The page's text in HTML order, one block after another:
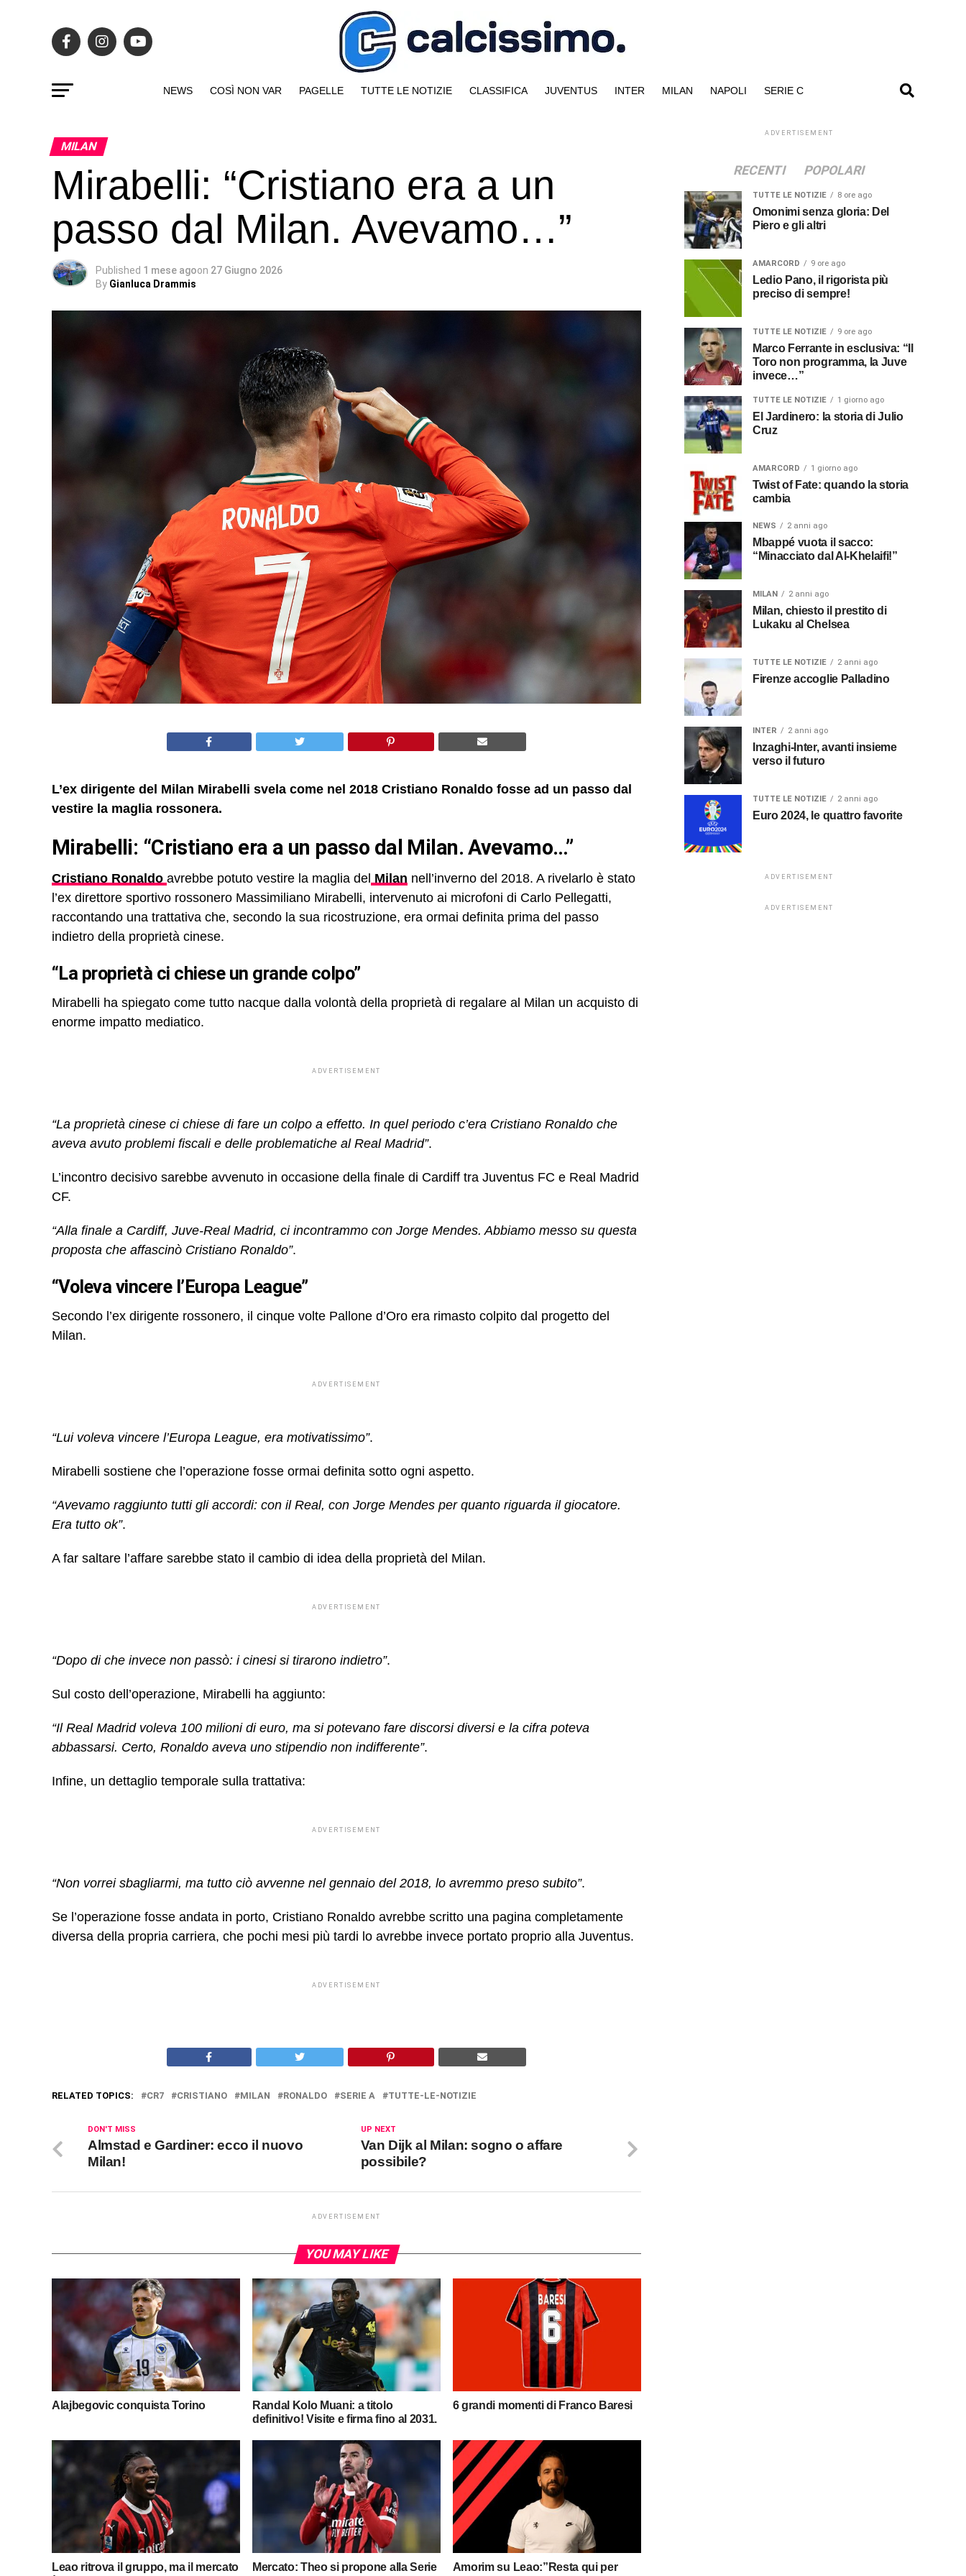
NEWS COSÌ NON VAR PAGELLE TUTTE LE NOTIZIE CLASSIFICA JUVENTUS INTER MILAN NAPOLI SERIE C
MILAN
Mirabelli: “Cristiano era a un
passo dal Milan. Avevamo…”
Published 1 mese agoon 27 Giugno 2026
By Gianluca Drammis
L’ex dirigente del Milan Mirabelli svela come nel 2018 Cristiano Ronaldo fosse ad un passo dal
vestire la maglia rossonera.
Mirabelli: “Cristiano era a un passo dal Milan. Avevamo…”
Cristiano Ronaldo avrebbe potuto vestire la maglia del Milan nell’inverno del 2018. A rivelarlo è stato
l’ex direttore sportivo rossonero Massimiliano Mirabelli, intervenuto ai microfoni di Carlo Pellegatti,
raccontando una trattativa che, secondo la sua ricostruzione, era ormai definita prima del passo
indietro della proprietà cinese.
“La proprietà ci chiese un grande colpo”
Mirabelli ha spiegato come tutto nacque dalla volontà della proprietà di regalare al Milan un acquisto di
enorme impatto mediatico.
ADVERTISEMENT
“La proprietà cinese ci chiese di fare un colpo a effetto. In quel periodo c’era Cristiano Ronaldo che
aveva avuto problemi fiscali e delle problematiche al Real Madrid”.
L’incontro decisivo sarebbe avvenuto in occasione della finale di Cardiff tra Juventus FC e Real Madrid
CF.
“Alla finale a Cardiff, Juve-Real Madrid, ci incontrammo con Jorge Mendes. Abbiamo messo su questa
proposta che affascinò Cristiano Ronaldo”.
“Voleva vincere l’Europa League”
Secondo l’ex dirigente rossonero, il cinque volte Pallone d’Oro era rimasto colpito dal progetto del
Milan.
ADVERTISEMENT
“Lui voleva vincere l’Europa League, era motivatissimo”.
Mirabelli sostiene che l’operazione fosse ormai definita sotto ogni aspetto.
“Avevamo raggiunto tutti gli accordi: con il Real, con Jorge Mendes per quanto riguarda il giocatore.
Era tutto ok”.
A far saltare l’affare sarebbe stato il cambio di idea della proprietà del Milan.
ADVERTISEMENT
“Dopo di che invece non passò: i cinesi si tirarono indietro”.
Sul costo dell’operazione, Mirabelli ha aggiunto:
“Il Real Madrid voleva 100 milioni di euro, ma si potevano fare discorsi diversi e la cifra poteva
abbassarsi. Certo, Ronaldo aveva uno stipendio non indifferente”.
Infine, un dettaglio temporale sulla trattativa:
ADVERTISEMENT
“Non vorrei sbagliarmi, ma tutto ciò avvenne nel gennaio del 2018, lo avremmo preso subito”.
Se l’operazione fosse andata in porto, Cristiano Ronaldo avrebbe scritto una pagina completamente
diversa della propria carriera, che pochi mesi più tardi lo avrebbe invece portato proprio alla Juventus.
ADVERTISEMENT
RELATED TOPICS: CR7 CRISTIANO MILAN RONALDO SERIE A TUTTE-LE-NOTIZIE
UP NEXT
Van Dijk al Milan: sogno o affare
possibile?
DON'T MISS
Almstad e Gardiner: ecco il nuovo
Milan!
ADVERTISEMENT
YOU MAY LIKE
Alajbegovic conquista Torino
Randal Kolo Muani: a titolo
definitivo! Visite e firma fino al 2031.
6 grandi momenti di Franco Baresi
Leao ritrova il gruppo, ma il mercato
Mercato: Theo si propone alla Serie
Amorim su Leao:”Resta qui per
ADVERTISEMENT
RECENTI POPOLARI
TUTTE LE NOTIZIE 8 ore ago
Omonimi senza gloria: Del
Piero e gli altri
AMARCORD 9 ore ago
Ledio Pano, il rigorista più
preciso di sempre!
TUTTE LE NOTIZIE 9 ore ago
Marco Ferrante in esclusiva: “Il
Toro non programma, la Juve
invece…”
TUTTE LE NOTIZIE 1 giorno ago
El Jardinero: la storia di Julio
Cruz
AMARCORD 1 giorno ago
Twist of Fate: quando la storia
cambia
NEWS 2 anni ago
Mbappé vuota il sacco:
“Minacciato dal Al-Khelaifi!”
MILAN 2 anni ago
Milan, chiesto il prestito di
Lukaku al Chelsea
TUTTE LE NOTIZIE 2 anni ago
Firenze accoglie Palladino
INTER 2 anni ago
Inzaghi-Inter, avanti insieme
verso il futuro
TUTTE LE NOTIZIE 2 anni ago
Euro 2024, le quattro favorite
ADVERTISEMENT
ADVERTISEMENT